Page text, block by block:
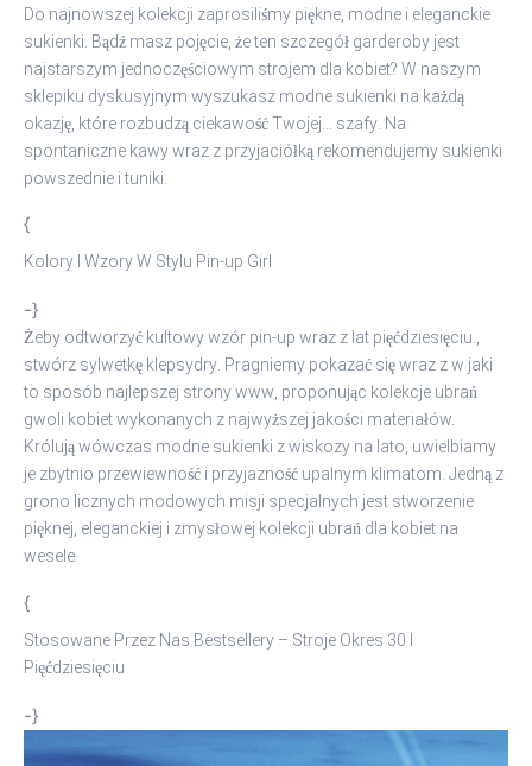
Do najnowszej kolekcji zaprosiliśmy piękne, modne i eleganckie
sukienki. Bądź masz pojęcie, że ten szczegół garderoby jest
najstarszym jednoczęściowym strojem dla kobiet? W naszym
sklepiku dyskusyjnym wyszukasz modne sukienki na każdą
okazję, które rozbudzą ciekawość Twojej… szafy. Na
spontaniczne kawy wraz z przyjaciółką rekomendujemy sukienki
powszednie i tuniki.
{
Kolory I Wzory W Stylu Pin-up Girl
-}
Żeby odtworzyć kultowy wzór pin-up wraz z lat pięćdziesięciu.,
stwórz sylwetkę klepsydry. Pragniemy pokazać się wraz z w jaki
to sposób najlepszej strony www, proponując kolekcje ubrań
gwoli kobiet wykonanych z najwyższej jakości materiałów.
Królują wówczas modne sukienki z wiskozy na lato, uwielbiamy
je zbytnio przewiewność i przyjazność upalnym klimatom. Jedną z
grono licznych modowych misji specjalnych jest stworzenie
pięknej, eleganckiej i zmysłowej kolekcji ubrań dla kobiet na
wesele.
{
Stosowane Przez Nas Bestsellery – Stroje Okres 30 I
Pięćdziesięciu
-}